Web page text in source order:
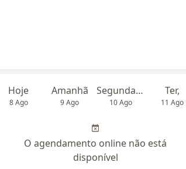
Hoje
8 Ago
Amanhã
9 Ago
Segunda-feira
10 Ago
Ter,
11 Ago
O agendamento online não está
disponível